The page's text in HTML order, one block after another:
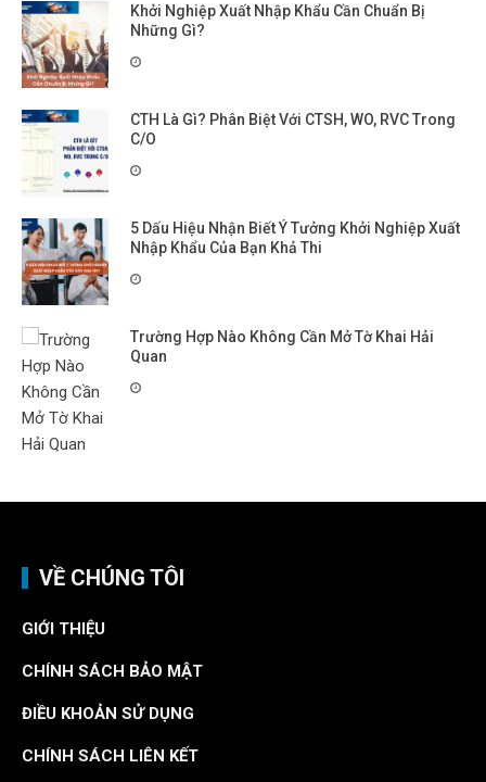
Khởi Nghiệp Xuất Nhập Khẩu Cần Chuẩn Bị
Những Gì?
CTH Là Gì? Phân Biệt Với CTSH, WO, RVC Trong
C/O
5 Dấu Hiệu Nhận Biết Ý Tưởng Khởi Nghiệp Xuất
Nhập Khẩu Của Bạn Khả Thi
Trường Hợp Nào Không Cần Mở Tờ Khai Hải
Quan
VỀ CHÚNG TÔI
GIỚI THIỆU
CHÍNH SÁCH BẢO MẬT
ĐIỀU KHOẢN SỬ DỤNG
CHÍNH SÁCH LIÊN KẾT